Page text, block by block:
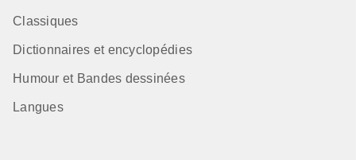
Classiques
Dictionnaires et encyclopédies
Humour et Bandes dessinées
Langues